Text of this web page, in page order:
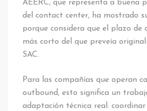
AEERC, que representa a buena
del contact center, ha mostrado
porque considera que el plazo de
más corto del que preveía
SAC.
Para las compañías que operan
outbound, esto significa un
adaptación técnica real: coordinar